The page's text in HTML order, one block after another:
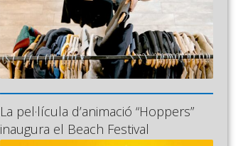
La pel·lícula d’animació “Hoppers”
inaugura el Beach Festival